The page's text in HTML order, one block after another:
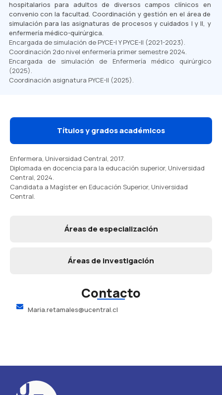
hospitalarios para adultos de diversos campos clínicos en
convenio con la facultad. Coordinación y gestión en el área de
simulación para las asignaturas de procesos y cuidados I y II, y
enfermería médico-quirúrgica.
Encargada de simulación de PYCE-I Y PYCE-II (2021-2023).
Coordinación 2do nivel enfermería primer semestre 2024.
Encargada de simulación de Enfermería médico quirúrgico
(2025).
Coordinación asignatura PYCE-II (2025).
Títulos y grados académicos
Áreas de especialización
Áreas de investigación
Enfermera, Universidad Central, 2017.
Diplomada en docencia para la educación superior, Universidad
Central, 2024.
Candidata a Magíster en Educación Superior, Universidad
Central.
Contacto
Maria.retamales@ucentral.cl